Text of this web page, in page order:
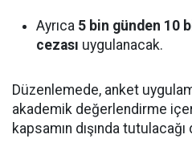
Ayrıca 5 bin günden 10
cezası uygulanacak.
Düzenlemede, anket
akademik değerlendirme
kapsamın dışında